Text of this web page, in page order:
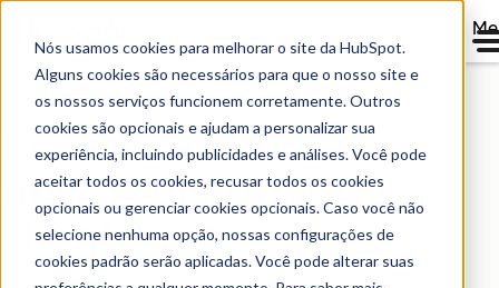
Nós usamos cookies para melhorar o site da HubSpot.
Alguns cookies são necessários para que o nosso site e
os nossos serviços funcionem corretamente. Outros
cookies são opcionais e ajudam a personalizar sua
experiência, incluindo publicidades e análises. Você pode
aceitar todos os cookies, recusar todos os cookies
opcionais ou gerenciar cookies opcionais. Caso você não
selecione nenhuma opção, nossas configurações de
cookies padrão serão aplicadas. Você pode alterar suas
Página principal dos estudos de caso
Explore todas as
nossas histórias de
clientes.